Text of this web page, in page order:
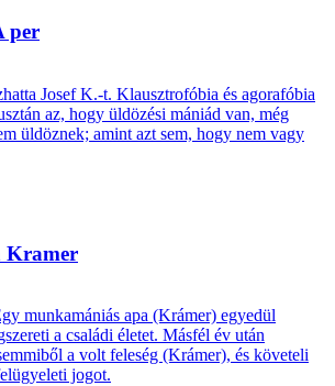
per
Josef K.-t. Klausztrofóbia és agorafóbia
az, hogy üldözési mániád van, még
üldöznek; amint azt sem, hogy nem vagy
Kramer
munkamániás apa (Krámer) egyedül
a családi életet. Másfél év után
a volt feleség (Krámer), és követeli
jogot.